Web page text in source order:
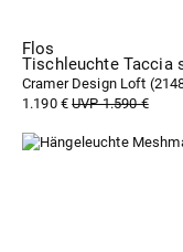
Flos
Tischleuchte Taccia
Cramer Design Loft (
1.190 €UVP 1.590 €